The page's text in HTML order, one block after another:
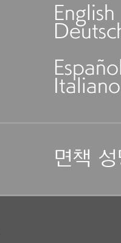
English
Italiano
면책